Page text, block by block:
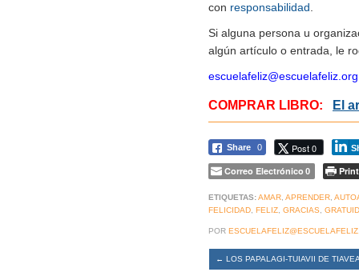
con responsabilidad.
Si alguna persona u
algún artículo o entrada, le
escuelafeliz@escuelafeliz.org
COMPRAR LIBRO: El
Share 0 Post 0
Correo Electrónico 0 Print
ETIQUETAS:AMAR, APRENDER,
FELICIDAD, FELIZ, GRACIAS,
POR
← LOS PAPALAGI-TUIAVII DE